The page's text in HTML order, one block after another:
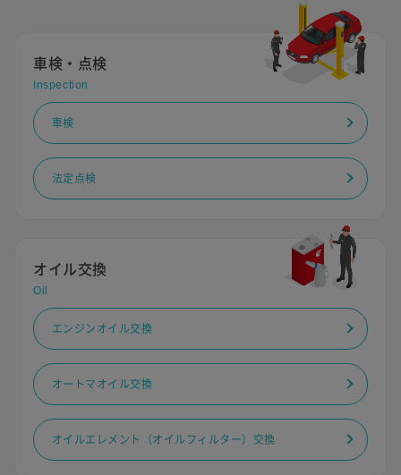
車検・点検
Inspection
車検
法定点検
オイル交換
Oil
エンジンオイル交換
オートマオイル交換
オイルエレメント（オイルフィルター）交換